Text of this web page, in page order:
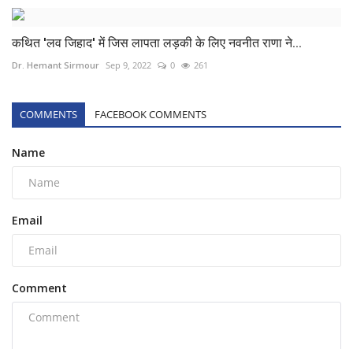
कथित 'लव जिहाद' में जिस लापता लड़की के लिए नवनीत राणा ने...
Dr. Hemant Sirmour Sep 9, 2022 0 261
COMMENTS FACEBOOK COMMENTS
Name
Email
Comment